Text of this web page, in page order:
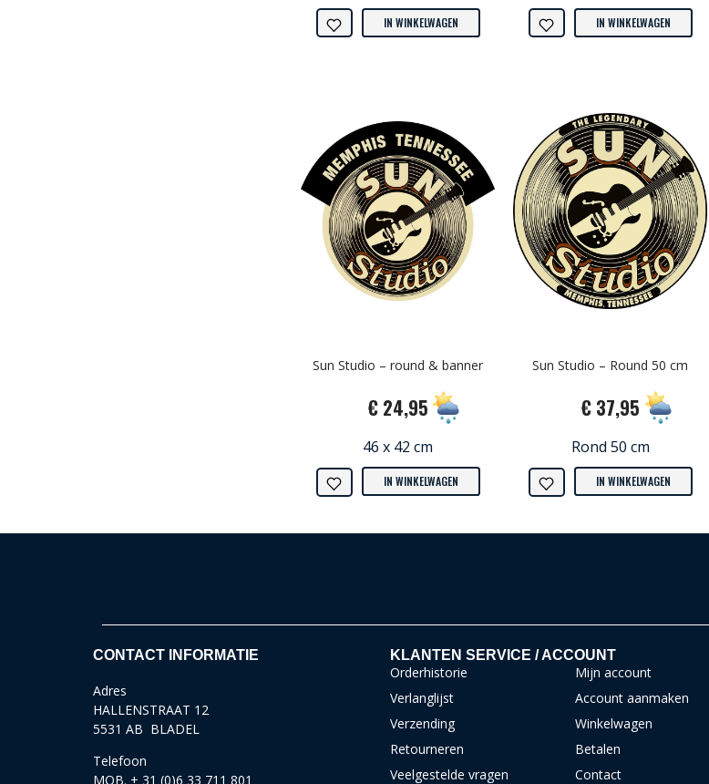
IN WINKELWAGEN IN WINKELWAGEN
Sun Studio – round & banner
€ 24,95
46 x 42 cm
IN WINKELWAGEN
Sun Studio – Round 50 cm
€ 37,95
Rond 50 cm
IN WINKELWAGEN
CONTACT INFORMATIE
Adres
HALLENSTRAAT 12
5531 AB BLADEL
Telefoon
MOB. + 31 (0)6 33 711 801
KLANTEN SERVICE / ACCOUNT
Orderhistorie
Verlanglijst
Verzending
Retourneren
Veelgestelde vragen
Mijn account
Account aanmaken
Winkelwagen
Betalen
Contact